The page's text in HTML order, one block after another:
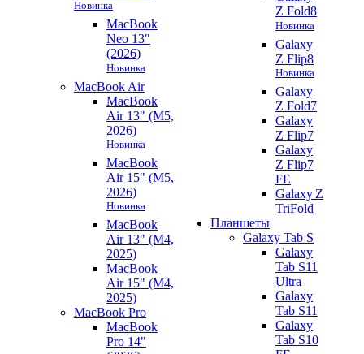
Новинка
MacBook
Neo 13"
(2026)
Новинка
MacBook Air
MacBook
Air 13" (M5,
2026)
Новинка
MacBook
Air 15" (M5,
2026)
Новинка
MacBook
Air 13" (M4,
2025)
MacBook
Air 15" (M4,
2025)
MacBook Pro
MacBook
Pro 14"
Z Fold8
Новинка
Galaxy
Z Flip8
Новинка
Galaxy
Z Fold7
Galaxy
Z Flip7
Galaxy
Z Flip7
FE
Galaxy Z
TriFold
Планшеты
Galaxy Tab S
Galaxy
Tab S11
Ultra
Galaxy
Tab S11
Galaxy
Tab S10